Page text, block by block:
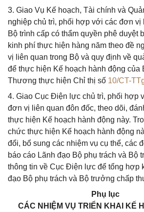
3. Giao Vụ Kế hoạch, Tài chính và
nghiệp chủ trì, phối hợp với các đơn vị
Bộ trình cấp có thẩm quyền phê duyệt
kinh phí thực hiện hàng năm theo đề
vị liên quan trong Bộ và quy định về
để thực hiện Kế hoạch hành động của
Thương thực hiện Chỉ thị số 10/CT-
4. Giao Cục Điện lực chủ trì, phối hợp
đơn vị liên quan đôn đốc, theo dõi,
thực hiện Kế hoạch hành động này.
chức thực hiện Kế hoạch hành động
đổi, bổ sung các nhiệm vụ cụ thể, các
báo cáo Lãnh đạo Bộ phụ trách và Bộ
thông tin về Cục Điện lực để tổng hợp
đạo Bộ phụ trách và Bộ trưởng chấp
Phụ lục
CÁC NHIỆM VỤ TRIỂN KHAI KẾ